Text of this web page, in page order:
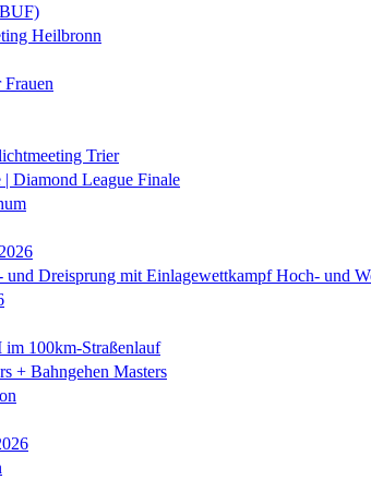
Heilbronn
Frauen
Trier
Diamond League Finale
und Dreisprung mit Einlagewettkampf Hoch- und
100km-Straßenlauf
+ Bahngehen Masters